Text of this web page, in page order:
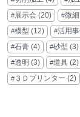
展示会 (20) 微細
模型 (12) 活用事
石膏 (4) 砂型 (3)
透明 (3) 道具 (2)
３Ｄプリンター (2)